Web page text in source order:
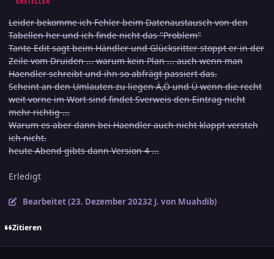
Leider bekomme ich Fehler beim Datenaustausch von den
Tabellen her und ich finde nicht das "Problem"
Tante Edit sagt beim Händler und Glücksritter stoppt er in der
Zeile vom Druiden ... warum kein Plan ... auch wenn man
Haendler schreibt und ihn so abfrägt passiert das.
Scheint an den Umlauten zu liegen Ä,Ö und Ü wenn die recht
weit vorne im Wort sind findet Sverweis den Eintrag nicht
mehr richtig ...
Warum es aber dann bei Haendler auch nicht klappt versteh
ich nicht.
heute Abend gibts dann Version 4 ...
Erledigt
Bearbeitet (23. Dezember 20232 J. von Muahdib)
Zitieren